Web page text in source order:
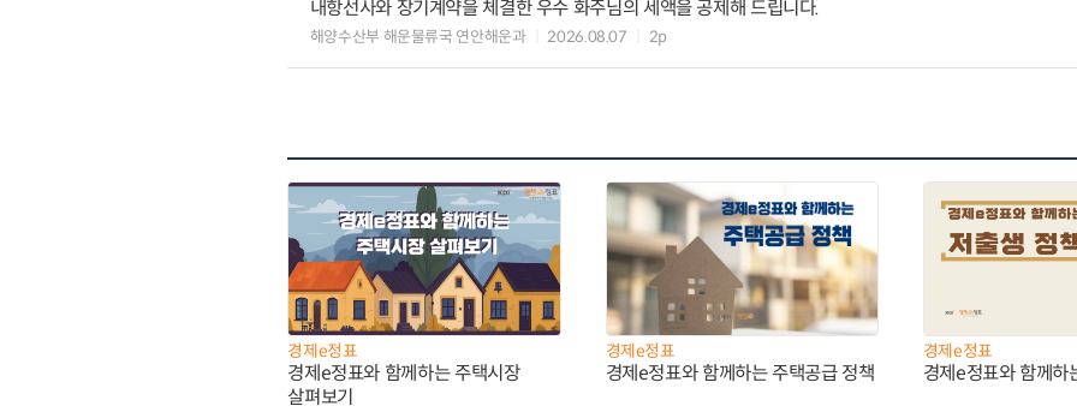
내항선사와 장기계약을 체결한 우수 화주님의 세액을 공제해 드립니다.
해양수산부 해운물류국 연안해운과 2026.08.07 2p
경제e정표
경제e정표와 함께하는 주택시장
살펴보기
경제e정표
경제e정표와 함께하는 주택공급 정책
경제e정표
경제e정표와 함께하